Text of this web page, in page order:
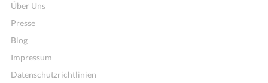
Über Uns
Presse
Blog
Impressum
Datenschutzrichtlinien